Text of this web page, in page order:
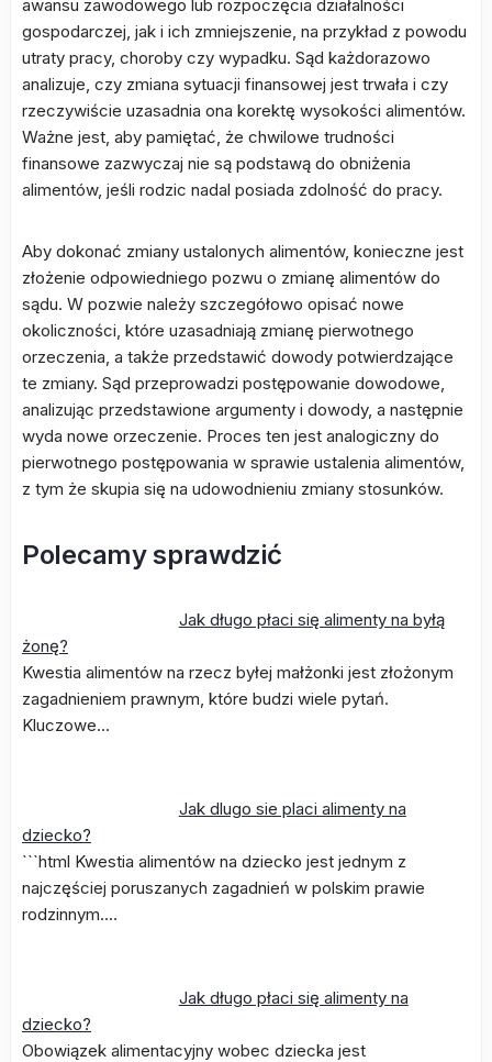
awansu zawodowego lub rozpoczęcia działalności
gospodarczej, jak i ich zmniejszenie, na przykład z powodu
utraty pracy, choroby czy wypadku. Sąd każdorazowo
analizuje, czy zmiana sytuacji finansowej jest trwała i czy
rzeczywiście uzasadnia ona korektę wysokości alimentów.
Ważne jest, aby pamiętać, że chwilowe trudności
finansowe zazwyczaj nie są podstawą do obniżenia
alimentów, jeśli rodzic nadal posiada zdolność do pracy.
Aby dokonać zmiany ustalonych alimentów, konieczne jest
złożenie odpowiedniego pozwu o zmianę alimentów do
sądu. W pozwie należy szczegółowo opisać nowe
okoliczności, które uzasadniają zmianę pierwotnego
orzeczenia, a także przedstawić dowody potwierdzające
te zmiany. Sąd przeprowadzi postępowanie dowodowe,
analizując przedstawione argumenty i dowody, a następnie
wyda nowe orzeczenie. Proces ten jest analogiczny do
pierwotnego postępowania w sprawie ustalenia alimentów,
z tym że skupia się na udowodnieniu zmiany stosunków.
Polecamy sprawdzić
Jak długo płaci się alimenty na byłą
żonę?
Kwestia alimentów na rzecz byłej małżonki jest złożonym
zagadnieniem prawnym, które budzi wiele pytań.
Kluczowe…
Jak dlugo sie placi alimenty na
dziecko?
```html Kwestia alimentów na dziecko jest jednym z
najczęściej poruszanych zagadnień w polskim prawie
rodzinnym.…
Jak długo płaci się alimenty na
dziecko?
Obowiązek alimentacyjny wobec dziecka jest